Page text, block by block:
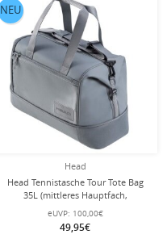
Head
Head Tennistasche Tour Tote Bag
35L (mittleres Hauptfach,
Schägerfach) grau
eUVP: 100,00€
49,95€
NEU